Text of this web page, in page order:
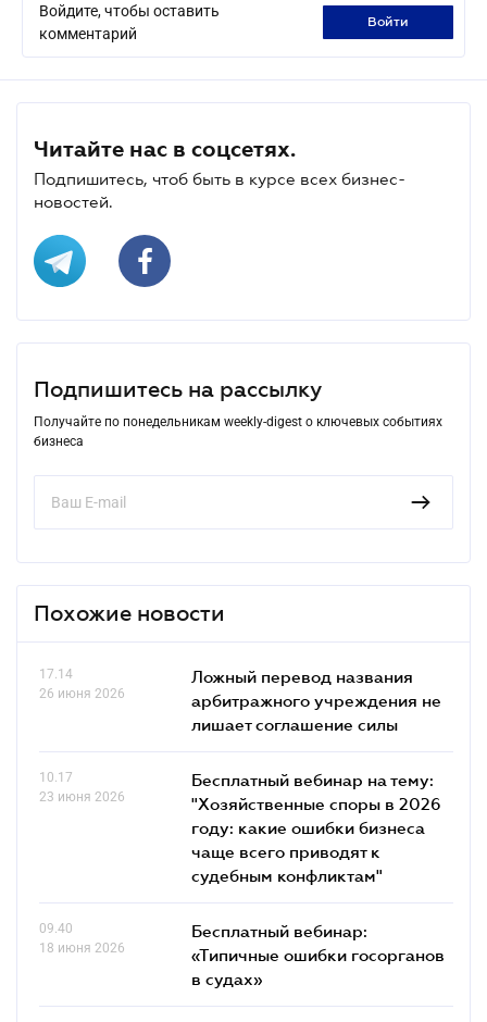
Войдите, чтобы оставить
комментарий
войти
Читайте нас в соцсетях.
Подпишитесь, чтоб быть в курсе всех бизнес-
новостей.
Подпишитесь на рассылку
Получайте по понедельникам weekly-digest о ключевых событиях
бизнеса
Похожие новости
17.14
26 июня 2026
Ложный перевод названия
арбитражного учреждения не
лишает соглашение силы
10.17
23 июня 2026
Бесплатный вебинар на тему:
"Хозяйственные споры в 2026
году: какие ошибки бизнеса
чаще всего приводят к
судебным конфликтам"
09.40
18 июня 2026
Бесплатный вебинар:
«Типичные ошибки госорганов
в судах»